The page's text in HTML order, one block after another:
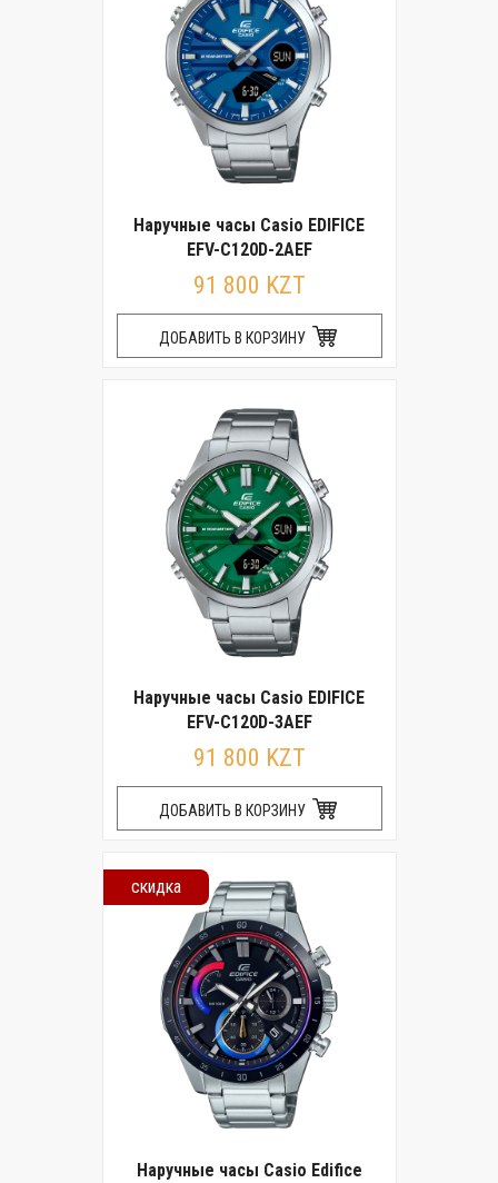
Наручные часы Casio EDIFICE
EFV-C120D-2AEF
91 800 KZT
ДОБАВИТЬ В КОРЗИНУ
Наручные часы Casio EDIFICE
EFV-C120D-3AEF
91 800 KZT
ДОБАВИТЬ В КОРЗИНУ
скидка
Наручные часы Casio Edifice